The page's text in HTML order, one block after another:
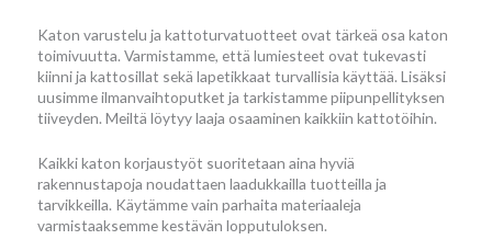
Katon varustelu ja kattoturvatuotteet ovat tärkeä osa katon
toimivuutta. Varmistamme, että lumiesteet ovat tukevasti
kiinni ja kattosillat sekä lapetikkaat turvallisia käyttää. Lisäksi
uusimme ilmanvaihtoputket ja tarkistamme piipunpellityksen
tiiveyden. Meiltä löytyy laaja osaaminen kaikkiin kattotöihin.
Kaikki katon korjaustyöt suoritetaan aina hyviä
rakennustapoja noudattaen laadukkailla tuotteilla ja
tarvikkeilla. Käytämme vain parhaita materiaaleja
varmistaaksemme kestävän lopputuloksen.